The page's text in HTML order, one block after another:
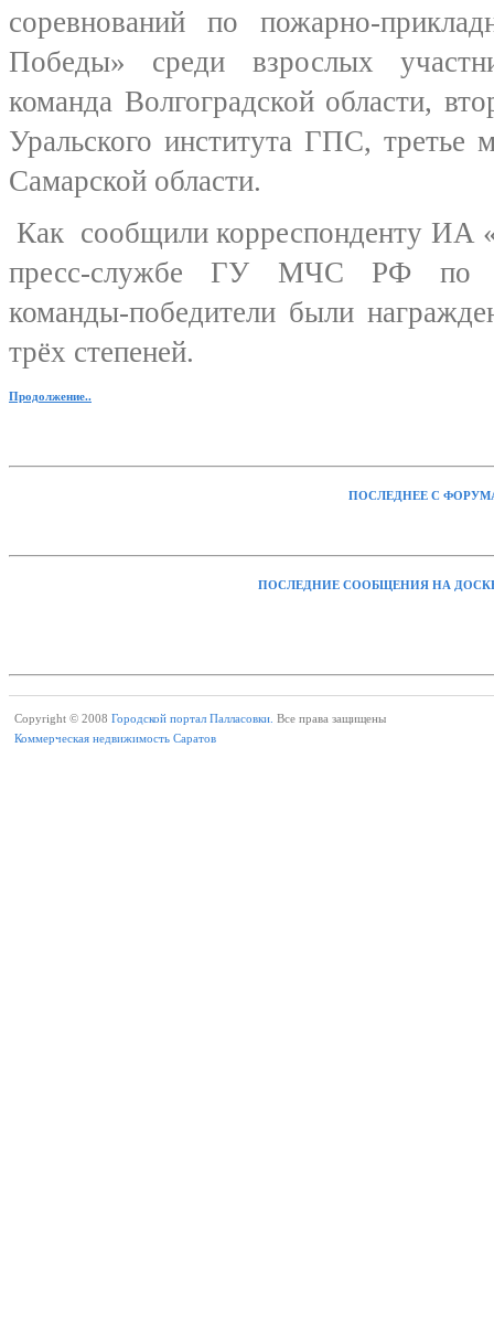
соревнований по пожарно-
Победы» среди взрослых
команда Волгоградской области,
Уральского института ГПС, третье
Самарской области.
Как сообщили корреспонденту ИА
пресс-службе ГУ МЧС РФ по
команды-победители были
трёх степеней.
Продолжение..
ПОСЛЕДНЕЕ С
ПОСЛЕДНИЕ СООБЩЕНИЯ НА
Copyright © 2008 Городской портал Палласовки. Все права защищены
Коммерческая недвижимость Саратов